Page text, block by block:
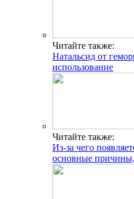
Читайте также:
Натальсид от
использование
Читайте также:
Из-за чего
основные